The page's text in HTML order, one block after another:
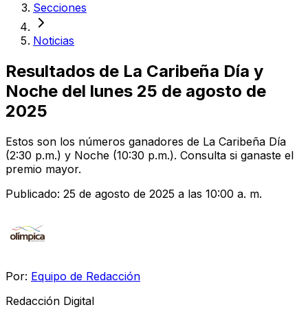
Secciones
Noticias
Resultados de La Caribeña Día y
Noche del lunes 25 de agosto de
2025
Estos son los números ganadores de La Caribeña Día
(2:30 p.m.) y Noche (10:30 p.m.). Consulta si ganaste el
premio mayor.
Publicado: 25 de agosto de 2025 a las 10:00 a. m.
Por: Equipo de Redacción
Redacción Digital